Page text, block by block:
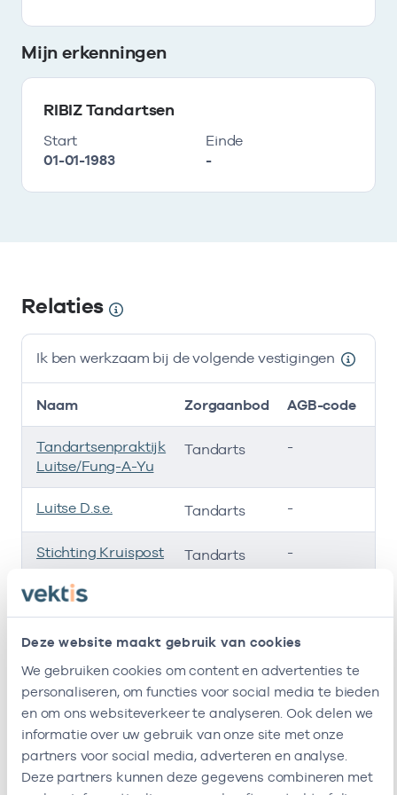
Deze website maakt gebruik van cookies
We gebruiken cookies om content en advertenties te
personaliseren, om functies voor social media te bieden
en om ons websiteverkeer te analyseren. Ook delen we
informatie over uw gebruik van onze site met onze
partners voor social media, adverteren en analyse.
Deze partners kunnen deze gegevens combineren met
Mijn erkenningen
RIBIZ Tandartsen
Start
01-01-1983
Einde
-
Relaties
Ik ben werkzaam bij de volgende vestigingen
Ik ben werkzaam bij de volgende vestigingen
Naam Zorgaanbod AGB-code
Tandartsenpraktijk
Luitse/Fung-A-Yu
Tandarts -
Luitse D.s.e. Tandarts -
Stichting Kruispost Tandarts -
Tandarts C.e.
Prinsze
Ik heb een arbeidsrelatie met
Naam Rol AGB-code